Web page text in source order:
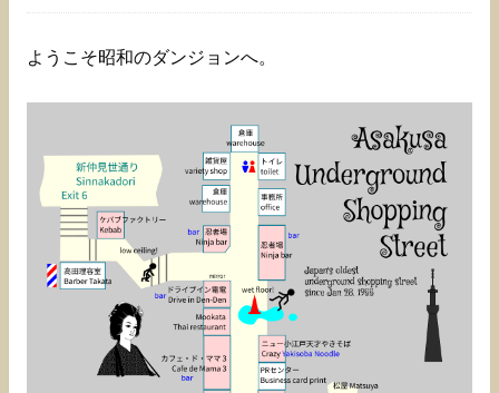
ようこそ昭和のダンジョンへ。